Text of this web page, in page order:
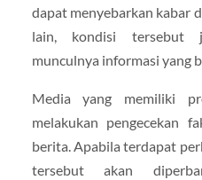
dapat menyebarkan kabar
lain, kondisi tersebut
munculnya informasi yang
Media yang memiliki
melakukan pengecekan
berita. Apabila terdapat
tersebut akan